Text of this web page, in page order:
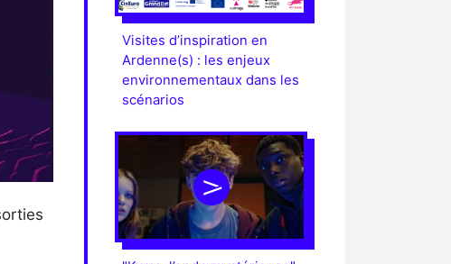
Visites d’inspiration en
Ardenne(s) : les enjeux
environnementaux dans les
scénarios